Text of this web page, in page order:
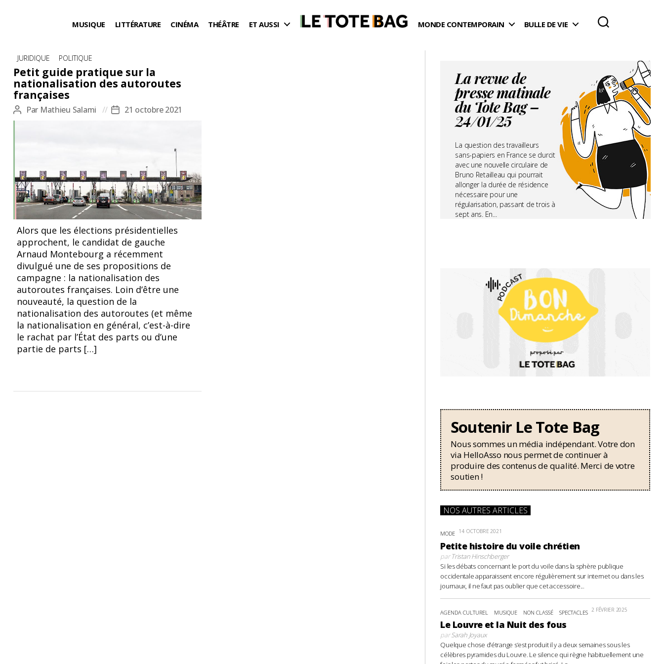
MUSIQUE LITTÉRATURE CINÉMA THÉÂTRE ET AUSSI MONDE CONTEMPORAIN BULLE DE VIE
Catégories
JURIDIQUE POLITIQUE
Petit guide pratique sur la
nationalisation des autoroutes
françaises
Auteur
Par Mathieu Salami
Date21 octobre 2021
Alors que les élections présidentielles
approchent, le candidat de gauche
Arnaud Montebourg a récemment
divulgué une de ses propositions de
campagne : la nationalisation des
autoroutes françaises. Loin d’être une
nouveauté, la question de la
nationalisation des autoroutes (et même
la nationalisation en général, c’est-à-dire
le rachat par l’État des parts ou d’une
partie de parts […]
La revue de
presse matinale
du Tote Bag –
24/01/25
La question des travailleurs
sans-papiers en France se durcit
avec une nouvelle circulaire de
Bruno Retailleau qui pourrait
allonger la durée de résidence
nécessaire pour une
régularisation, passant de trois à
sept ans. En...
Soutenir Le Tote Bag
Nous sommes un média indépendant. Votre don
via HelloAsso nous permet de continuer à
produire des contenus de qualité. Merci de votre
soutien !
NOS AUTRES ARTICLES
MODE 14 OCTOBRE 2021
Petite histoire du voile chrétien
parTristan Hinschberger
Si les débats concernant le port du voile dans la sphère publique
occidentale apparaissent encore régulièrement sur internet ou dans les
journaux, il ne faut pas oublier que cet accessoire...
AGENDA CULTUREL MUSIQUE NON CLASSÉ SPECTACLES 2 FÉVRIER 2025
Le Louvre et la Nuit des fous
parSarah Joyaux
Quelque chose d’étrange s’est produit il y a deux semaines sous les
célèbres pyramides du Louvre. Le silence qui règne habituellement une